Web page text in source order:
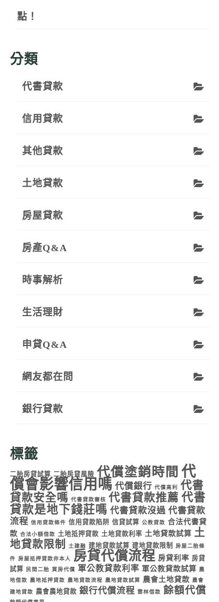
點！
分類
代書貸款
信用貸款
其他貸款
土地貸款
房屋貸款
房產Q&A
時事解析
生活理財
申貸Q&A
網友都在問
銀行貸款
標籤
二胎房貸試算 二胎房貸風險 代償塗銷時間 代
償會影響信用嗎 代償銀行 代償高利
代書
貸款安全嗎 代書貸款審核 代書貸款推薦 代書
貸款是地下錢莊嗎 代書貸款沒過 代書貸款
流程 信用貸款條件 信用貸款陷阱 信貸試算 公教貸款 合法代書貸
款 合法小額借款 土地抵押貸款 土地貸款利率 土地貸款試算 土
地貸款限制
土建融 建地貸款試算 建地貸款限制 房屋二胎條
件 房屋抵押貸款非本人 房貸代償流程 房貸利率 房貸
試算
民間二胎 買房代償 軍公教貸款利率 軍公教貸款試算
農
地借款
農地抵押貸款 農地貸款流程 農地貸款試算 農會土地貸款 農會
建地貸款 農會農地貸款 銀行代償流程 雲林借款 餘額代償